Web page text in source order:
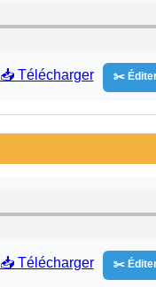
📥 Télécharger ✂️
📥 Télécharger ✂️